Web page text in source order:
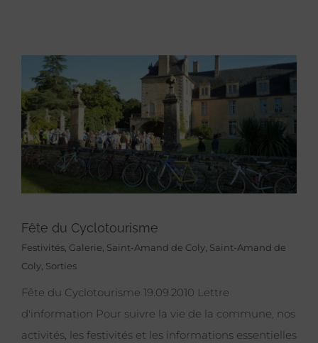
Fête du Cyclotourisme
Festivités, Galerie, Saint-Amand de Coly, Saint-Amand de
Coly, Sorties
Fête du Cyclotourisme 19.09.2010 Lettre
d'information Pour suivre la vie de la commune, nos
activités, les festivités et les informations essentielles